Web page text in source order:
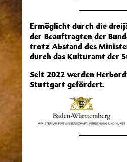
Ermöglicht durch die
der Beauftragten der
trotz Abstand des
durch das Kulturamt der
Seit 2022 werden
Stuttgart gefördert.